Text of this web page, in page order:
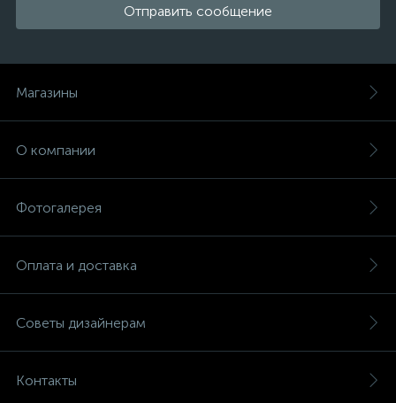
Отправить сообщение
Магазины
О компании
Фотогалерея
Оплата и доставка
Советы дизайнерам
Контакты